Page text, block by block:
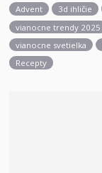
Advent
3d ihličie
vianocne trendy 2025
vianocne svetielka
Recepty